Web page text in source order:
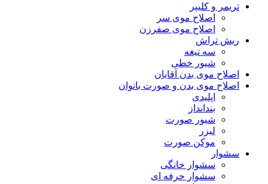
تریمر و کلیپر
اصلاح موی سر
اصلاح موی صفرزن
ریش تراش
سه تیغه
شیور خطی
اصلاح موی بدن آقایان
اصلاح موی بدن و صورت بانوان
اپلیدی
بندانداز
شیور صورت
لیزر
موکن صورت
سشوار
سشوار خانگی
سشوار حرفه ای